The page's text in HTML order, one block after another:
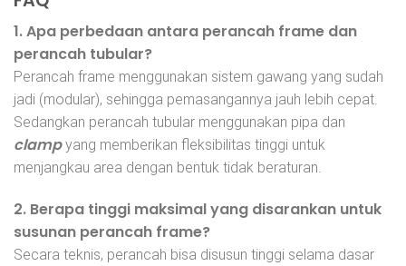
1. Apa perbedaan antara perancah frame dan
perancah tubular?
Perancah frame menggunakan sistem gawang yang sudah
jadi (modular), sehingga pemasangannya jauh lebih cepat.
Sedangkan perancah tubular menggunakan pipa dan
clampyang memberikan fleksibilitas tinggi untuk
menjangkau area dengan bentuk tidak beraturan.
2. Berapa tinggi maksimal yang disarankan untuk
susunan perancah frame?
Secara teknis, perancah bisa disusun tinggi selama dasar